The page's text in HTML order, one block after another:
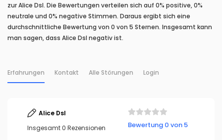
zur Alice Dsl. Die Bewertungen verteilen sich auf 0% positive, 0%
neutrale und 0% negative Stimmen. Daraus ergibt sich eine
durchschnittliche Bewertung von 0 von 5 Sternen. Insgesamt kann
man sagen, dass Alice Dsl negativ ist.
Erfahrungen Kontakt Alle Störungen Login
Alice Dsl
Insgesamt 0 Rezensionen
Bewertung 0 von 5